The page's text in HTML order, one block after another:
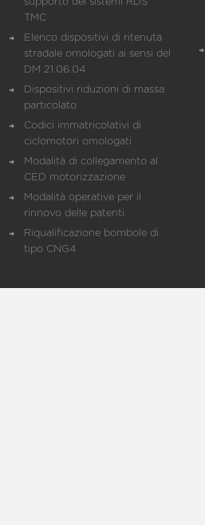
TMC
Elenco dispositivi di ritenuta
stradale omologati ai sensi del
DM 21.06.04
Dispositivi riduzioni di massa
particolato
Codici immatricolativi di
ciclomotori omologati
Modalità di collegamento al
CED motorizzazione
Modalità operative per il
rinnovo delle patenti
Riqualificazione bombole di
tipo CNG4